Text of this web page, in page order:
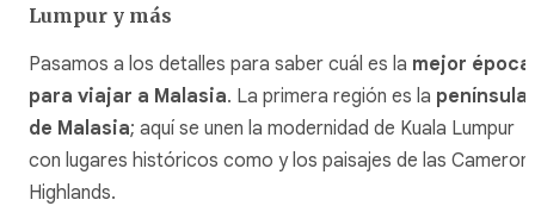
Lumpur y más
Pasamos a los detalles para saber cuál es la mejor época
para viajar a Malasia. La primera región es la península
de Malasia; aquí se unen la modernidad de Kuala Lumpur
con lugares históricos como y los paisajes de las Cameron
Highlands.